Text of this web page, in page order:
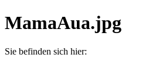
MamaAua.jpg
Sie befinden sich hier: